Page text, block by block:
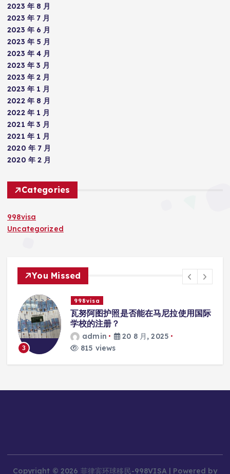
2023 年 8 月
2023 年 7 月
2023 年 6 月
2023 年 5 月
2023 年 4 月
2023 年 3 月
2023 年 2 月
2023 年 1 月
2022 年 8 月
2022 年 1 月
2021 年 3 月
2021 年 1 月
2020 年 7 月
2020 年 2 月
Categories
998visa
Uncategorized
You Missed
4
998visa
瓦努阿图护照怎么激活
admin
951 views